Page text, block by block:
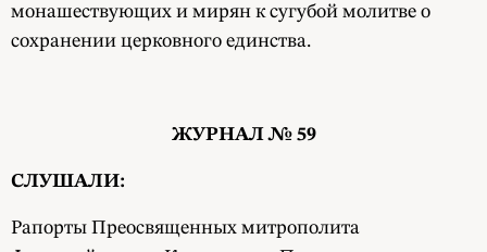
монашествующих и мирян к сугубой молитве о
сохранении церковного единства.
ЖУРНАЛ № 59
СЛУШАЛИ:
Рапорты Преосвященных митрополита